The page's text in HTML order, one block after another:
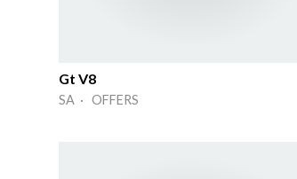
Gt V8
SA · OFFERS